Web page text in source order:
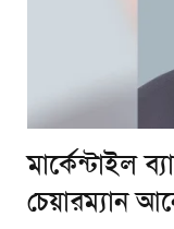
মার্কেন্টাইল
চেয়ারম্যান